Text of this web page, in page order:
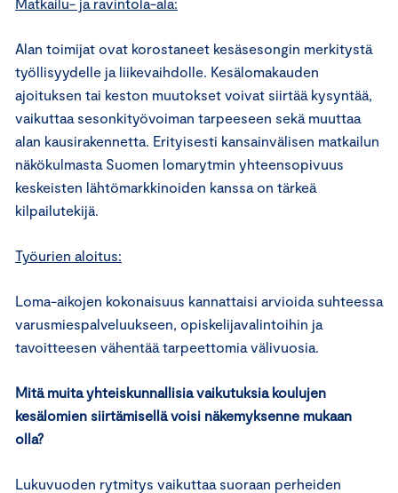
Alan toimijat ovat korostaneet kesäsesongin merkitystä
työllisyydelle ja liikevaihdolle. Kesälomakauden
ajoituksen tai keston muutokset voivat siirtää kysyntää,
vaikuttaa sesonkityövoiman tarpeeseen sekä muuttaa
alan kausirakennetta. Erityisesti kansainvälisen matkailun
näkökulmasta Suomen lomarytmin yhteensopivuus
keskeisten lähtömarkkinoiden kanssa on tärkeä
kilpailutekijä.
Työurien aloitus:
Loma-aikojen kokonaisuus kannattaisi arvioida suhteessa
varusmiespalveluukseen, opiskelijavalintoihin ja
tavoitteesen vähentää tarpeettomia välivuosia.
Mitä muita yhteiskunnallisia vaikutuksia koulujen
kesälomien siirtämisellä voisi näkemyksenne mukaan
olla?
Lukuvuoden rytmitys vaikuttaa suoraan perheiden